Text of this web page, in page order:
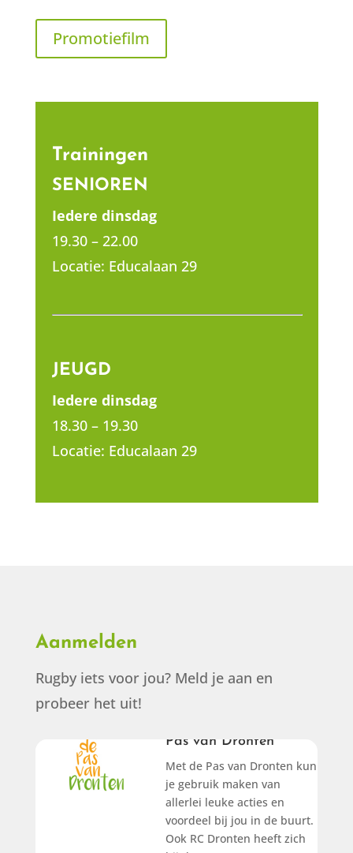
Promotiefilm
Trainingen
SENIOREN
Iedere dinsdag
19.30 – 22.00
Locatie: Educalaan 29
JEUGD
Iedere dinsdag
18.30 – 19.30
Locatie: Educalaan 29
Aanmelden
Rugby iets voor jou? Meld je aan en
probeer het uit!
Pas van Dronten
Met de Pas van Dronten kun
je gebruik maken van
allerlei leuke acties en
voordeel bij jou in de buurt.
Ook RC Dronten heeft zich
Pas van Dronten
Bekijk onze